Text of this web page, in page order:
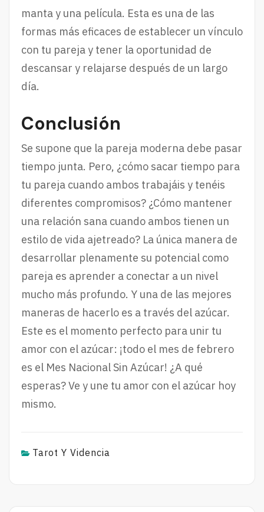
manta y una película. Esta es una de las
formas más eficaces de establecer un vínculo
con tu pareja y tener la oportunidad de
descansar y relajarse después de un largo
día.
Conclusión
Se supone que la pareja moderna debe pasar
tiempo junta. Pero, ¿cómo sacar tiempo para
tu pareja cuando ambos trabajáis y tenéis
diferentes compromisos? ¿Cómo mantener
una relación sana cuando ambos tienen un
estilo de vida ajetreado? La única manera de
desarrollar plenamente su potencial como
pareja es aprender a conectar a un nivel
mucho más profundo. Y una de las mejores
maneras de hacerlo es a través del azúcar.
Este es el momento perfecto para unir tu
amor con el azúcar: ¡todo el mes de febrero
es el Mes Nacional Sin Azúcar! ¿A qué
esperas? Ve y une tu amor con el azúcar hoy
mismo.
Tarot Y Videncia